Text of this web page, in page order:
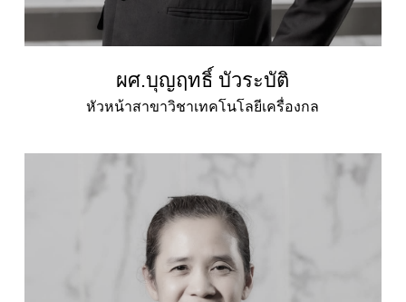
ผศ.บุญฤทธิ์ บัวระบัติ
หัวหน้าสาขาวิชาเทคโนโลยีเครื่องกล